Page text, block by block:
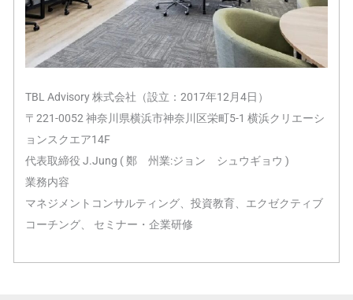
TBL Advisory 株式会社（設立：2017年12月4日）
〒221-0052 神奈川県横浜市神奈川区栄町5-1 横浜クリエーシ
ョンスクエア14F
代表取締役 J.Jung ( 鄭 州業:ジョン シュウギョウ )
業務内容
マネジメントコンサルティング、投資教育、エクゼクティブ
コーチング、 セミナー・企業研修